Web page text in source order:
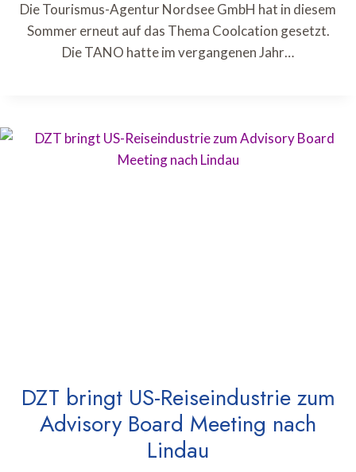
Die Tourismus-Agentur Nordsee GmbH hat in diesem
Sommer erneut auf das Thema Coolcation gesetzt.
Die TANO hatte im vergangenen Jahr…
DZT bringt US-Reiseindustrie zum
Advisory Board Meeting nach
Lindau